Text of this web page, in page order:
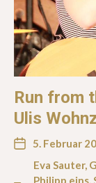
Run from
Ulis
5. Februar
Eva Sauter,
Philipp eins,